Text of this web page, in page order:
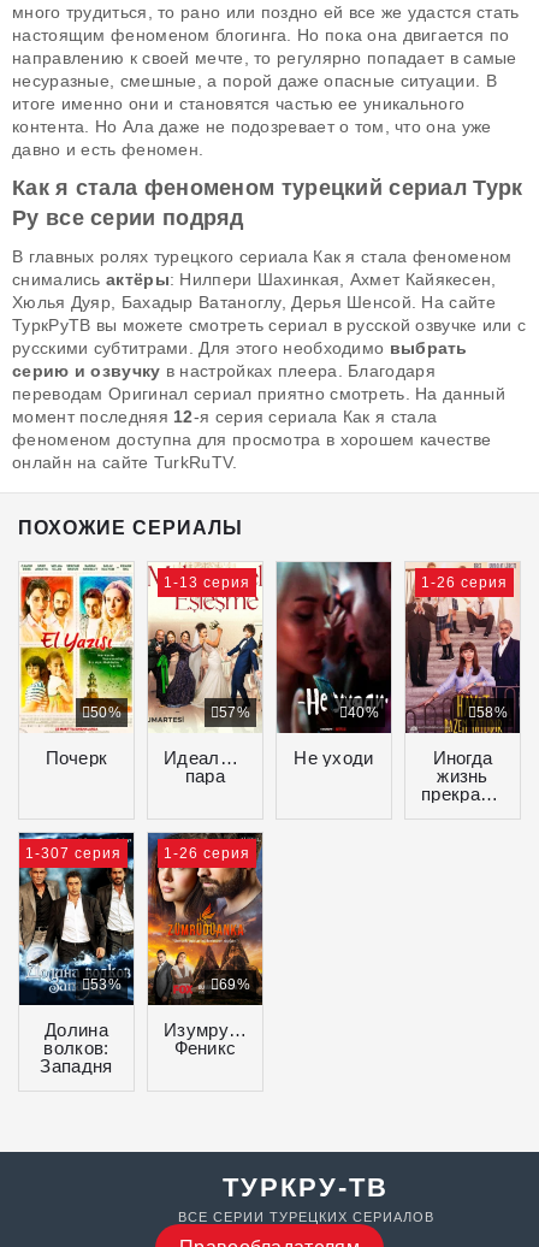
много трудиться, то рано или поздно ей все же удастся стать
настоящим феноменом блогинга. Но пока она двигается по
направлению к своей мечте, то регулярно попадает в самые
несуразные, смешные, а порой даже опасные ситуации. В
итоге именно они и становятся частью ее уникального
контента. Но Ала даже не подозревает о том, что она уже
давно и есть феномен.
Как я стала феноменом турецкий сериал Турк
Ру все серии подряд
В главных ролях турецкого сериала Как я стала феноменом
снималисьактёры: Нилпери Шахинкая, Ахмет Кайякесен,
Хюлья Дуяр, Бахадыр Ватаноглу, Дерья Шенсой. На сайте
ТуркРуТВ вы можете смотреть сериал в русской озвучке или с
русскими субтитрами. Для этого необходимо выбрать
серию и озвучку в настройках плеера. Благодаря
переводам Оригинал сериал приятно смотреть. На данный
момент последняя 12-я серия сериала Как я стала
феноменом доступна для просмотра в хорошем качестве
онлайн на сайте TurkRuTV.
ПОХОЖИЕ СЕРИАЛЫ
Почерк
50%
Идеальная
пара
57%
1-13 серия
Не уходи
40%
Иногда
жизнь
прекрасна
58%
1-26 серия
Долина
волков:
Западня
53%
1-307 серия
Изумрудный
Феникс
69%
1-26 серия
ТУРКРУ-ТВ
ВСЕ СЕРИИ ТУРЕЦКИХ СЕРИАЛОВ